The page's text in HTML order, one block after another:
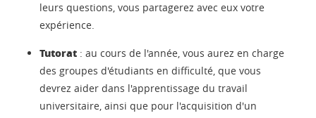
leurs questions, vous partagerez avec eux votre
expérience.
Tutorat : au cours de l'année, vous aurez en charge
des groupes d'étudiants en difficulté, que vous
devrez aider dans l'apprentissage du travail
universitaire, ainsi que pour l'acquisition d'un